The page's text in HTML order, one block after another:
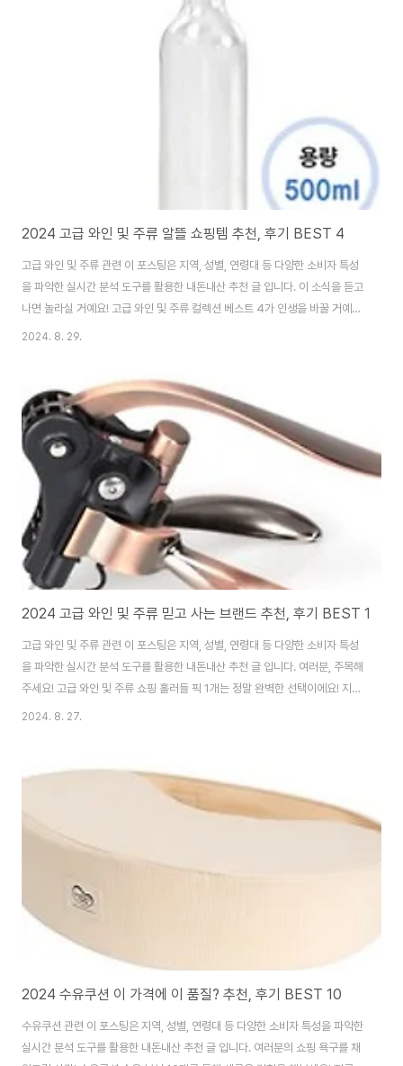
2024 고급 와인 및 주류 알뜰 쇼핑템 추천, 후기 BEST 4
고급 와인 및 주류 관련 이 포스팅은 지역, 성별, 연령대 등 다양한 소비자 특성
을 파악한 실시간 분석 도구를 활용한 내돈내산 추천 글 입니다. 이 소식을 듣고
나면 놀라실 거예요! 고급 와인 및 주류 컬렉션 베스트 4가 인생을 바꿀 거예
요! 사지 않으면 손해일 거예요! 당신의 행복한 쇼핑을 응원합니다! 💖 품질 우
2024. 8. 29.
2024 고급 와인 및 주류 믿고 사는 브랜드 추천, 후기 BEST 1
고급 와인 및 주류 관련 이 포스팅은 지역, 성별, 연령대 등 다양한 소비자 특성
을 파악한 실시간 분석 도구를 활용한 내돈내산 추천 글 입니다. 여러분, 주목해
주세요! 고급 와인 및 주류 쇼핑 홀러들 픽 1개는 정말 완벽한 선택이에요! 지금
바로 확인해보세요! 후회 없는 선택이 되시길! 👍 완판 행진 고급 와인 및 주류
2024. 8. 27.
2024 수유쿠션 이 가격에 이 품질? 추천, 후기 BEST 10
수유쿠션 관련 이 포스팅은 지역, 성별, 연령대 등 다양한 소비자 특성을 파악한
실시간 분석 도구를 활용한 내돈내산 추천 글 입니다. 여러분의 쇼핑 욕구를 채